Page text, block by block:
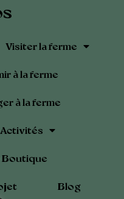
Visiter la ferme
à la ferme
à la ferme
Boutique
Blog